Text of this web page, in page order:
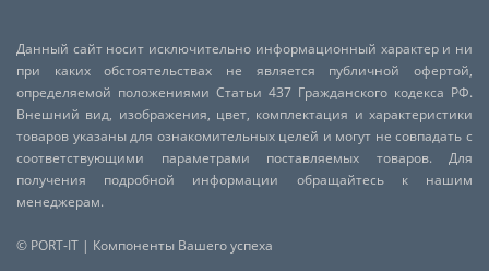
Данный сайт носит исключительно информационный характер и ни
при каких обстоятельствах не является публичной офертой,
определяемой положениями Статьи 437 Гражданского кодекса РФ.
Внешний вид, изображения, цвет, комплектация и характеристики
товаров указаны для ознакомительных целей и могут не совпадать с
соответствующими параметрами поставляемых товаров. Для
получения подробной информации обращайтесь к нашим
менеджерам.
© PORT-IT | Компоненты Вашего успеха